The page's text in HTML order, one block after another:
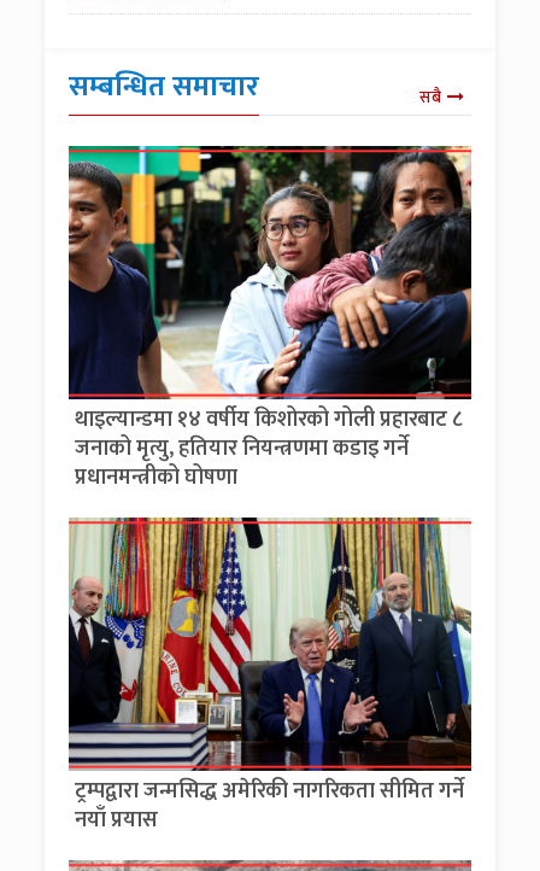
सम्बन्धित समाचार सबै
थाइल्यान्डमा १४ वर्षीय किशोरको गोली प्रहारबाट ८
जनाको मृत्यु, हतियार नियन्त्रणमा कडाइ गर्ने
प्रधानमन्त्रीको घोषणा
ट्रम्पद्वारा जन्मसिद्ध अमेरिकी नागरिकता सीमित गर्ने
नयाँ प्रयास